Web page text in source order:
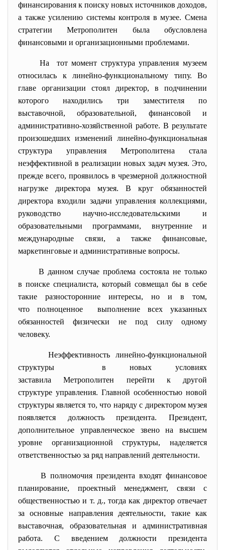
финансирования к поиску новых источников доходов,
а также усилению системы контроля в музее. Смена
стратегии Метрополитен была обусловлена
финансовыми и организационными проблемами.
На тот момент структура управления музеем
относилась к линейно-функциональному типу. Во
главе организации стоял директор, в подчинении
которого находились три заместителя по
выставочной, образовательной, финансовой и
административно-хозяйственной работе. В результате
произошедших изменений линейно-функциональная
структура управления Метрополитена стала
неэффективной в реализации новых задач музея. Это,
прежде всего, проявилось в чрезмерной должностной
нагрузке директора музея. В круг обязанностей
директора входили задачи управления коллекциями,
руководство научно-исследовательскими и
образовательными программами, внутренние и
международные связи, а также финансовые,
маркетинговые и административные вопросы.
В данном случае проблема состояла не только
в поиске специалиста, который совмещал бы в себе
такие разносторонние интересы, но и в том,
что полноценное выполнение всех указанных
обязанностей физически не под силу одному
человеку.
Неэффективность линейно-функциональной
структуры в новых условиях
заставила Метрополитен перейти к другой
структуре управления. Главной особенностью новой
структуры является то, что наряду с директором музея
появляется должность президента. Президент,
дополнительное управленческое звено на высшем
уровне организационной структуры, наделяется
ответственностью за ряд направлений деятельности.
В полномочия президента входят финансовое
планирование, проектный менеджмент, связи с
общественностью и т. д., тогда как директор отвечает
за основные направления деятельности, такие как
выставочная, образовательная и административная
работа. С введением должности президента